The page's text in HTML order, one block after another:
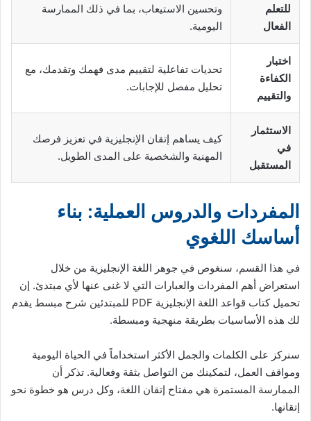
للتعلم
الفعال
وتحسين الاستيعاب، بما في ذلك الممارسة
اليومية.
اختبار
الكفاءة
والتقييم
تحديات تفاعلية لتقييم مدى فهمك وتقدمك، مع
تحليل مفصل للإجابات.
الاستثمار
في
المستقبل
كيف يساهم إتقان الإنجليزية في تعزيز فرصك
المهنية والشخصية على المدى الطويل.
المفردات والدروس العملية: بناء
أساسك اللغوي
في هذا القسم، سنغوص في جوهر اللغة الإنجليزية من خلال
استعراض أهم المفردات والعبارات التي لا غنى عنها لأي مبتدئ. إن
تحميل كتاب قواعد اللغة الإنجليزية PDF للمبتدئين شرح مبسط يقدم
لك هذه الأساسيات بطريقة منهجية ومبسطة.
سنركز على الكلمات والجمل الأكثر استخداماً في الحياة اليومية
ومواقف العمل، لتمكينك من التواصل بثقة وفعالية. تذكر أن
الممارسة المستمرة هي مفتاح إتقان اللغة، وكل درس هو خطوة نحو
إتقانها.